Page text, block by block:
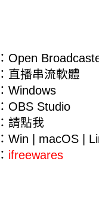
Open
直播串流軟體
Windows
OBS Studio
請點我
Win macOS
ifreewares